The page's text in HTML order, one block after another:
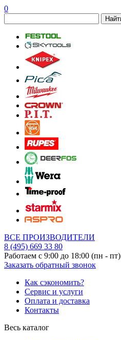
0
ВСЕ ПРОИЗВОДИТЕЛИ
8 (495) 669 33 80
Работаем с 9:00 до 18:00 (пн - пт)
Заказать обратный звонок
Как сэкономить?
Сервис и услуги
Оплата и доставка
Контакты
Весь каталог